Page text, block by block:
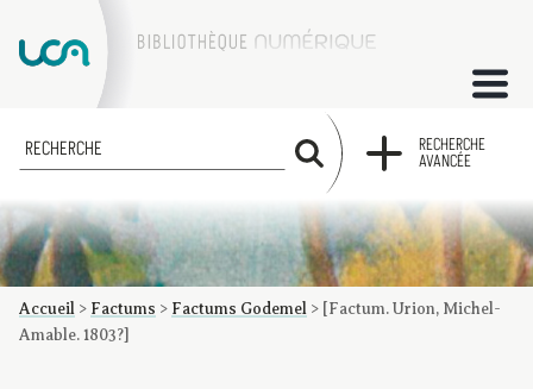
ACCUEIL
COLLECTIONS
FACTUMS
Les factums à la BU
Présentation du corpus de factums de la collection Marie
Bibliographie
Glossaire
Index de recherche
RECHERCHE
RECHERCHE
AVANCÉE
Accueil > Factums > Factums Godemel > [Factum. Urion, Michel-
Amable. 1803?]